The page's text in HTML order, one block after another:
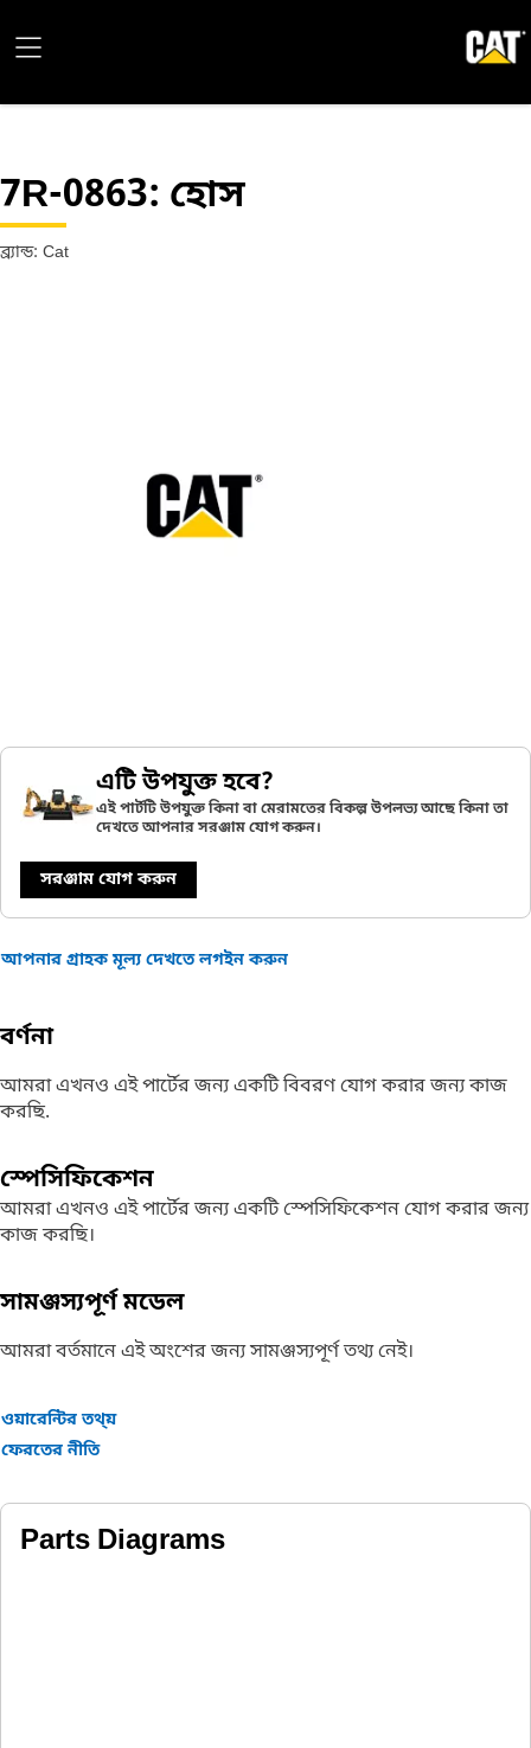
7R-0863: হোস
ব্র্যান্ড: Cat
এটি উপযুক্ত হবে?
এই পার্টটি উপযুক্ত কিনা বা মেরামতের বিকল্প উপলভ্য আছে কিনা তা
দেখতে আপনার সরঞ্জাম যোগ করুন।
সরঞ্জাম যোগ করুন
আপনার গ্রাহক মূল্য দেখতে লগইন করুন
বর্ণনা
আমরা এখনও এই পার্টের জন্য একটি বিবরণ যোগ করার জন্য কাজ
করছি.
স্পেসিফিকেশন
আমরা এখনও এই পার্টের জন্য একটি স্পেসিফিকেশন যোগ করার জন্য
কাজ করছি।
সামঞ্জস্যপূর্ণ মডেল
আমরা বর্তমানে এই অংশের জন্য সামঞ্জস্যপূর্ণ তথ্য নেই।
ওয়ারেন্টির তথ্য়
ফেরতের নীতি
Parts Diagrams